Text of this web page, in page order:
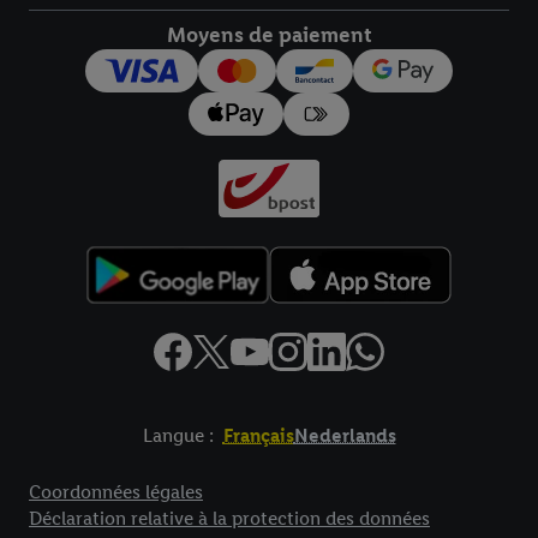
Moyens de paiement
Langue : FrançaisNederlands
Coordonnées légales
Déclaration relative à la protection des données
pour l’avenir dans notredéclaration relative à la protection des
données. Vous trouverez les impressions ici.